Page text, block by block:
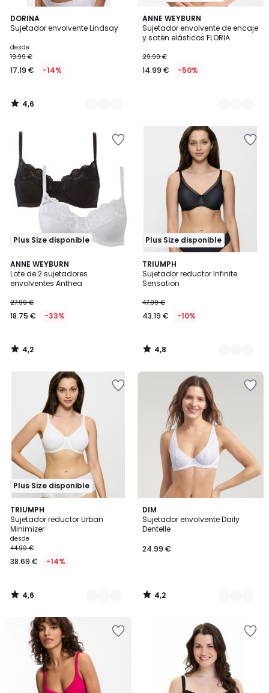
DORINA
Sujetador envolvente Lindsay
desde
19.99 €
17.19 € -14%
4,6
/ 5
4
Colores
4,6
/
ANNE WEYBURN
Sujetador envolvente de encaje
y satén elásticos FLORIA
29.99 €
14.99 € -50%
2
Colores
Plus Size disponible
ANNE WEYBURN
Lote de 2 sujetadores
envolventes Anthea
27.99 €
18.75 € -33%
4,2
/ 5
4,2
/
Plus Size disponible
TRIUMPH
Sujetador reductor Infinite
Sensation
47.99 €
43.19 € -10%
4,8
/ 5
2
Colores
4,8
/
Plus Size disponible
TRIUMPH
Sujetador reductor Urban
Minimizer
desde
44.99 €
38.69 € -14%
4,6
/ 5
2
Colores
4,6
/
DIM
Sujetador envolvente Daily
Dentelle
24.99 €
4,2
/ 5
4
Colores
4,2
/